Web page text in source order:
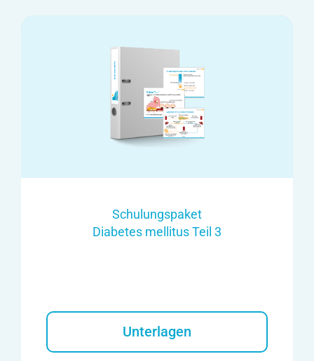
Schulungspaket
Diabetes mellitus Teil 3
Unterlagen